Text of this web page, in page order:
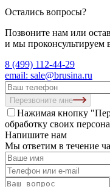
Остались вопросы?
Позвоните нам или
и мы проконсультируем
8 (499) 112-44-29
email: sale@brusina.ru
Перезвоните мне
Нажимая кнопку
обработку своих
Напишите нам
Мы ответим в течение